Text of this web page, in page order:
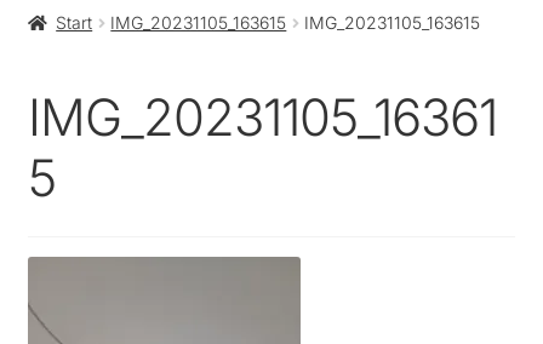
öffnen
Museum
Journal
Start IMG_20231105_163615 IMG_20231105_163615
IMG_20231105_16361
5